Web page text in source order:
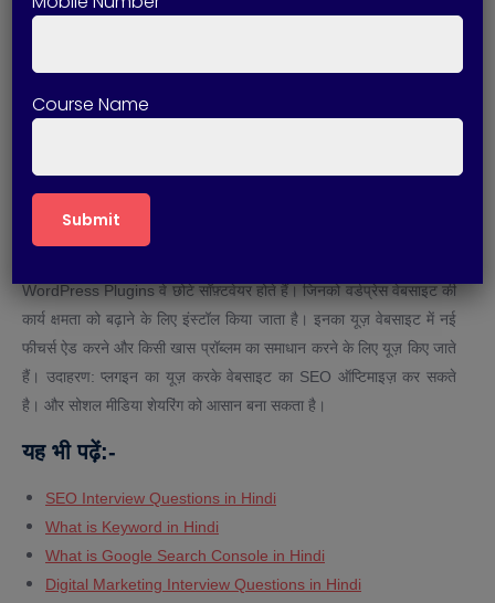
जिससे आपको किसी भी समस्या का समाधान बहुत आसानी से मिल सकता है।
यूज़र्स के लिए अनुकूल हो जाती है।
What are WordPress Plugins in
Hindi | वर्डप्रेस Plugins क्या होते हैं?
WordPress Plugins वे छोटे सॉफ़्टवेयर होते हैं। जिनको वर्डप्रेस वेबसाइट की
कार्य क्षमता को बढ़ाने के लिए इंस्टॉल किया जाता है। इनका यूज़ वेबसाइट में नई
फीचर्स ऐड करने और किसी खास प्रॉब्लम का समाधान करने के लिए यूज़ किए जाते
हैं। उदाहरण: प्लगइन का यूज़ करके वेबसाइट का SEO ऑप्टिमाइज़ कर सकते
है। और सोशल मीडिया शेयरिंग को आसान बना सकता है।
यह भी पढ़ें:-
SEO Interview Questions in Hindi
What is Keyword in Hindi
What is Google Search Console in Hindi
Digital Marketing Interview Questions in Hindi
Course Name